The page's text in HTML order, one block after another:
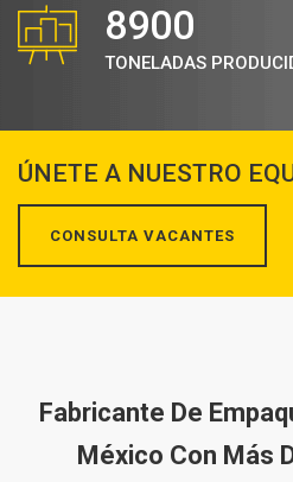
8900
TONELADAS
ÚNETE A NUESTRO
CONSULTA VACANTES
Fabricante De
México Con Más